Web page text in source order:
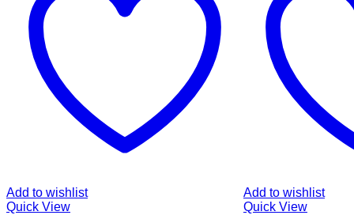
Add to wishlist
Quick View
Add to wishlist
Quick View